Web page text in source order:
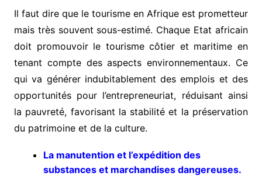
Il faut dire que le tourisme en Afrique est prometteur
mais très souvent sous-estimé. Chaque Etat africain
doit promouvoir le tourisme côtier et maritime en
tenant compte des aspects environnementaux. Ce
qui va générer indubitablement des emplois et des
opportunités pour l’entrepreneuriat, réduisant ainsi
la pauvreté, favorisant la stabilité et la préservation
du patrimoine et de la culture.
La manutention et l’expédition des
substances et marchandises dangereuses.